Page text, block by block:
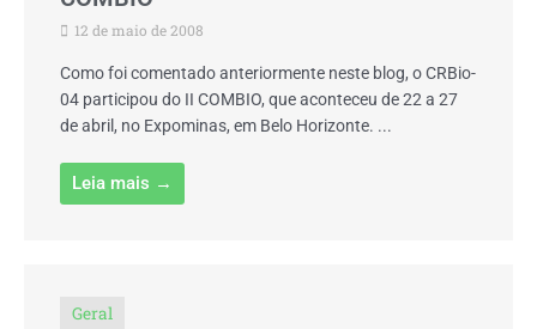
12 de maio de 2008
Como foi comentado anteriormente neste blog, o CRBio-
04 participou do II COMBIO, que aconteceu de 22 a 27
de abril, no Expominas, em Belo Horizonte. ...
Leia mais →
Geral